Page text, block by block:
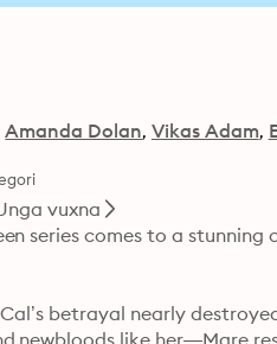
Amanda Dolan Vikas Adam
vuxna
series comes to a stunning
betrayal nearly
newbloods like her—Mare